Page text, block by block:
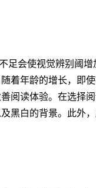
足会使视觉辨别阈增
着年龄的增长，即
阅读体验。在选择
黑白的背景。此外